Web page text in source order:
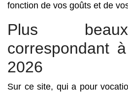
fonction de vos goûts et de
Plus
correspondant
2026
Sur ce site, qui a pour